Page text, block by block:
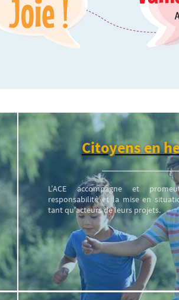
Citoyens en
L’ACE accompagne et
responsabilité et la mise en
tant qu'acteurs de leurs projets.